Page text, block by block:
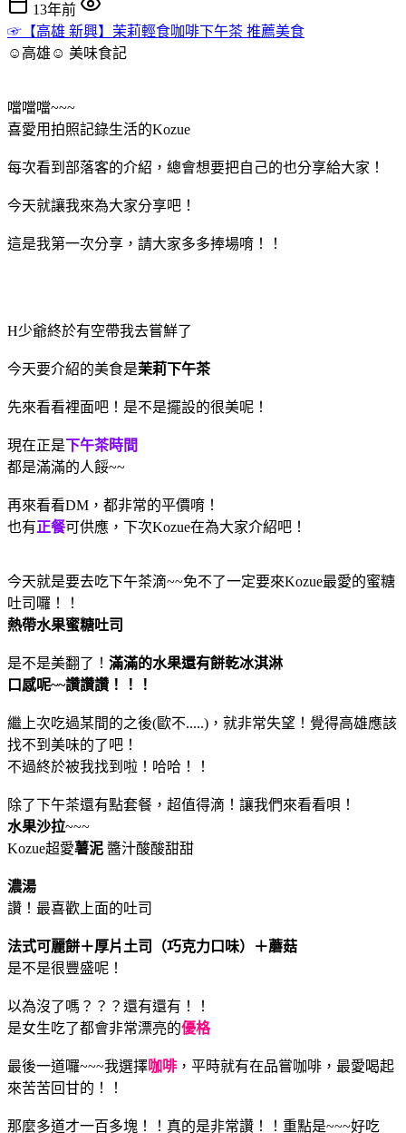
13年前
☞【高雄 新興】茉莉輕食咖啡下午茶 推薦美食
☺高雄☺ 美味食記
噹噹噹~~~
喜愛用拍照記錄生活的Kozue
每次看到部落客的介紹，總會想要把自己的也分享給大家！
今天就讓我來為大家分享吧！
這是我第一次分享，請大家多多捧場唷！！
H少爺終於有空帶我去嘗鮮了
今天要介紹的美食是茉莉下午茶
先來看看裡面吧！是不是擺設的很美呢！
現在正是下午茶時間
都是滿滿的人餒~~
再來看看DM，都非常的平價唷！
也有正餐可供應，下次Kozue在為大家介紹吧！
今天就是要去吃下午茶滴~~免不了一定要來Kozue最愛的蜜糖
吐司囉！！
熱帶水果蜜糖吐司
是不是美翻了！ 滿滿的水果還有餅乾冰淇淋
口感呢~~讚讚讚！！！
繼上次吃過某間的之後(歐不.....)，就非常失望！覺得高雄應該
找不到美味的了吧！
不過終於被我找到啦！哈哈！！
除了下午茶還有點套餐，超值得滴！讓我們來看看唄！
水果沙拉~~~
Kozue超愛薯泥 醬汁酸酸甜甜
濃湯
讚！最喜歡上面的吐司
法式可麗餅＋厚片土司（巧克力口味）＋蘑菇
是不是很豐盛呢！
以為沒了嗎？？？還有還有！！
是女生吃了都會非常漂亮的優格
最後一道囉~~~我選擇咖啡 ，平時就有在品嘗咖啡，最愛喝起
來苦苦回甘的！！
那麼多道才一百多塊！！真的是非常讚！！重點是~~~好吃